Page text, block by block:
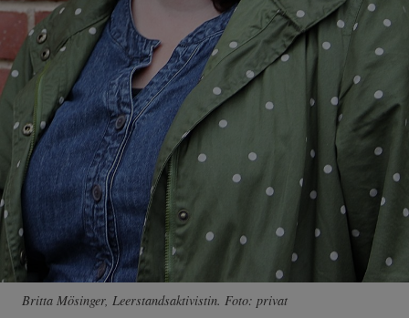
Britta Mösinger, Leerstandsaktivistin. Foto: privat